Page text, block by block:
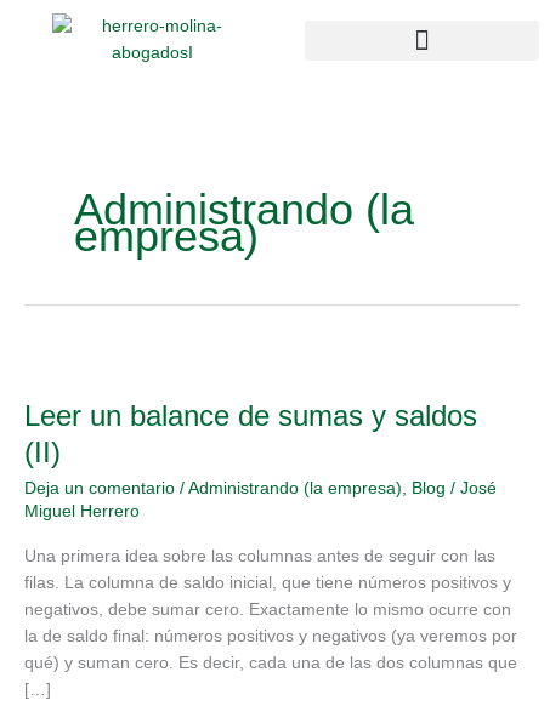
Administrando (la
empresa)
Leer un balance de sumas y saldos
(II)
Deja un comentario / Administrando (la empresa), Blog / José
Miguel Herrero
Una primera idea sobre las columnas antes de seguir con las
filas. La columna de saldo inicial, que tiene números positivos y
negativos, debe sumar cero. Exactamente lo mismo ocurre con
la de saldo final: números positivos y negativos (ya veremos por
qué) y suman cero. Es decir, cada una de las dos columnas que
[…]
balance
de
sumas
y
saldos